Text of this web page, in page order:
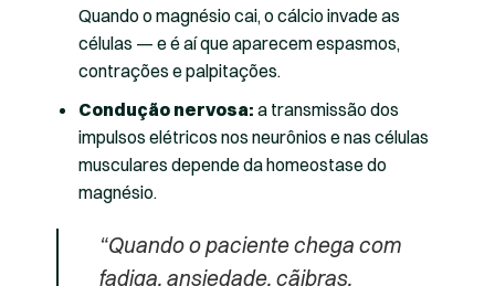
Quando o magnésio cai, o cálcio invade as
células — e é aí que aparecem espasmos,
contrações e palpitações.
Condução nervosa: a transmissão dos
impulsos elétricos nos neurônios e nas células
musculares depende da homeostase do
magnésio.
“Quando o paciente chega com
fadiga, ansiedade, cãibras,